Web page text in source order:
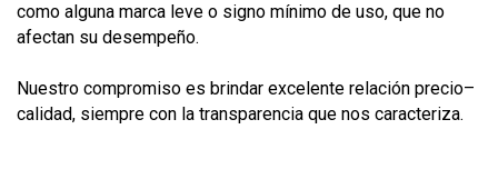
como alguna marca leve o signo mínimo de uso, que no
afectan su desempeño.
Nuestro compromiso es brindar excelente relación precio–
calidad, siempre con la transparencia que nos caracteriza.